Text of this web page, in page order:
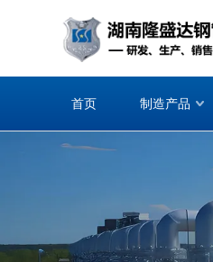
首页 制造产品